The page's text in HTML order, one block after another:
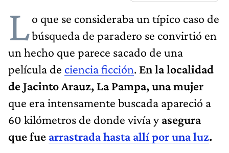
Lo que se consideraba un típico caso de
búsqueda de paradero se convirtió en
un hecho que parece sacado de una
película de ciencia ficción. En la localidad
de Jacinto Arauz, La Pampa, una mujer
que era intensamente buscada apareció a
60 kilómetros de donde vivía yasegura
que fue arrastrada hasta allí por una luz.